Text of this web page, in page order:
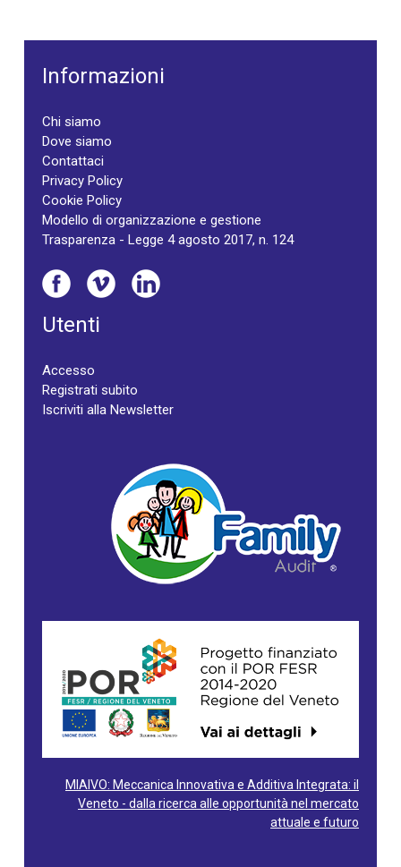
Informazioni
Chi siamo
Dove siamo
Contattaci
Privacy Policy
Cookie Policy
Modello di organizzazione e gestione
Trasparenza - Legge 4 agosto 2017, n. 124
Utenti
Accesso
Registrati subito
Iscriviti alla Newsletter
MIAIVO: Meccanica Innovativa e Additiva Integrata: il
Veneto - dalla ricerca alle opportunità nel mercato
attuale e futuro